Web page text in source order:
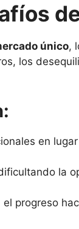
único,
los
en
la
progreso